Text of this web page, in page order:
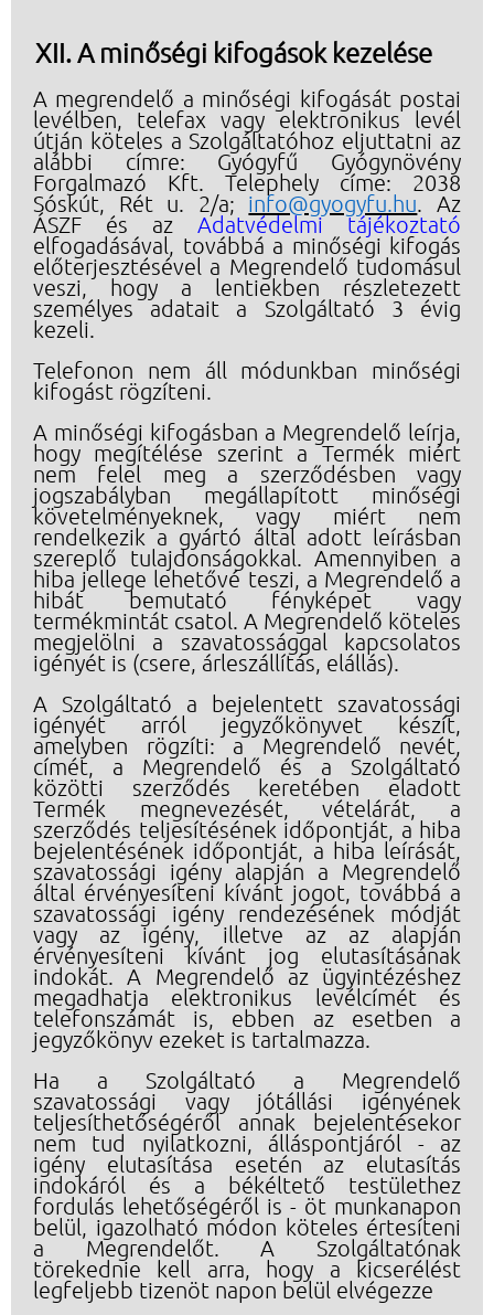
A minőségi kifogások kezelése
A megrendelő a minőségi kifogását postai
levélben, telefax vagy elektronikus levél
útján köteles a Szolgáltatóhoz eljuttatni az
alábbi címre: Gyógyfű Gyógynövény
Forgalmazó Kft. Telephely címe: 2038
Sóskút, Rét u. 2/a; info@gyogyfu.hu. Az
ÁSZF és az Adatvédelmi tájékoztató
elfogadásával, továbbá a minőségi kifogás
előterjesztésével a Megrendelő tudomásul
veszi, hogy a lentiekben részletezett
személyes adatait a Szolgáltató 3 évig
kezeli.
Telefonon nem áll módunkban minőségi
kifogást rögzíteni.
A minőségi kifogásban a Megrendelő leírja,
hogy megítélése szerint a Termék miért
nem felel meg a szerződésben vagy
jogszabályban megállapított minőségi
követelményeknek, vagy miért nem
rendelkezik a gyártó által adott leírásban
szereplő tulajdonságokkal. Amennyiben a
hiba jellege lehetővé teszi, a Megrendelő a
hibát bemutató fényképet vagy
termékmintát csatol. A Megrendelő köteles
megjelölni a szavatossággal kapcsolatos
igényét is (csere, árleszállítás, elállás).
A Szolgáltató a bejelentett szavatossági
igényét arról jegyzőkönyvet készít,
amelyben rögzíti: a Megrendelő nevét,
címét, a Megrendelő és a Szolgáltató
közötti szerződés keretében eladott
Termék megnevezését, vételárát, a
szerződés teljesítésének időpontját, a hiba
bejelentésének időpontját, a hiba leírását,
szavatossági igény alapján a Megrendelő
által érvényesíteni kívánt jogot, továbbá a
szavatossági igény rendezésének módját
vagy az igény, illetve az az alapján
érvényesíteni kívánt jog elutasításának
indokát. A Megrendelő az ügyintézéshez
megadhatja elektronikus levélcímét és
telefonszámát is, ebben az esetben a
jegyzőkönyv ezeket is tartalmazza.
Ha a Szolgáltató a Megrendelő
szavatossági vagy jótállási igényének
teljesíthetőségéről annak bejelentésekor
nem tud nyilatkozni, álláspontjáról - az
igény elutasítása esetén az elutasítás
indokáról és a békéltető testülethez
fordulás lehetőségéről is - öt munkanapon
belül, igazolható módon köteles értesíteni
a Megrendelőt. A Szolgáltatónak
törekednie kell arra, hogy a kicserélést
legfeljebb tizenöt napon belül elvégezze